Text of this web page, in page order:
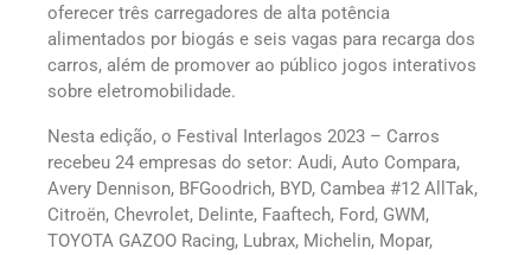
oferecer três carregadores de alta potência
alimentados por biogás e seis vagas para recarga dos
carros, além de promover ao público jogos interativos
sobre eletromobilidade.
Nesta edição, o Festival Interlagos 2023 – Carros
recebeu 24 empresas do setor: Audi, Auto Compara,
Avery Dennison, BFGoodrich, BYD, Cambea #12 AllTak,
Citroën, Chevrolet, Delinte, Faaftech, Ford, GWM,
TOYOTA GAZOO Racing, Lubrax, Michelin, Mopar,